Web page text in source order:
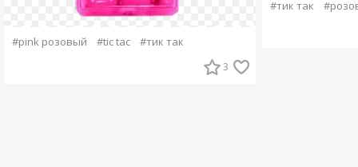
#pink розовый #tic tac #тик так
3
#тик так